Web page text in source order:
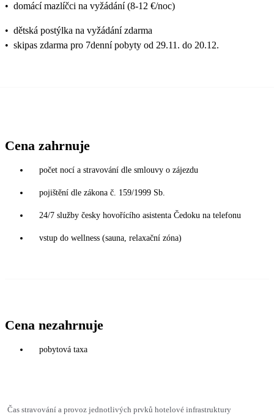
• domácí mazlíčci na vyžádání (8-12 €/noc)
• dětská postýlka na vyžádání zdarma
• skipas zdarma pro 7denní pobyty od 29.11. do 20.12.
Cena zahrnuje
počet nocí a stravování dle smlouvy o zájezdu
pojištění dle zákona č. 159/1999 Sb.
24/7 služby česky hovořícího asistenta Čedoku na telefonu
vstup do wellness (sauna, relaxační zóna)
Cena nezahrnuje
pobytová taxa
Čas stravování a provoz jednotlivých prvků hotelové infrastruktury